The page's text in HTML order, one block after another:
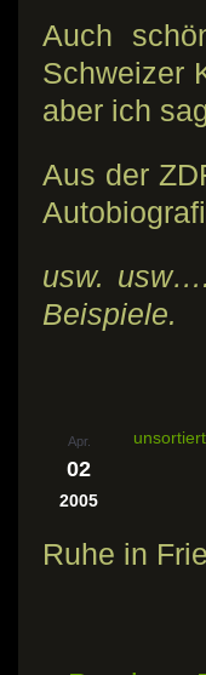
Auch
Schweizer
aber ich
Aus der
usw.
Beispiele.
Apr.
02
2005
unsortiert
Ruhe in